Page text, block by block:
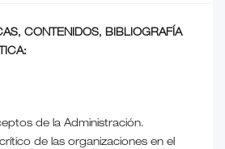
CONTENIDOS, BIBLIOGRAFÍA
de la Administración.
de las organizaciones en el